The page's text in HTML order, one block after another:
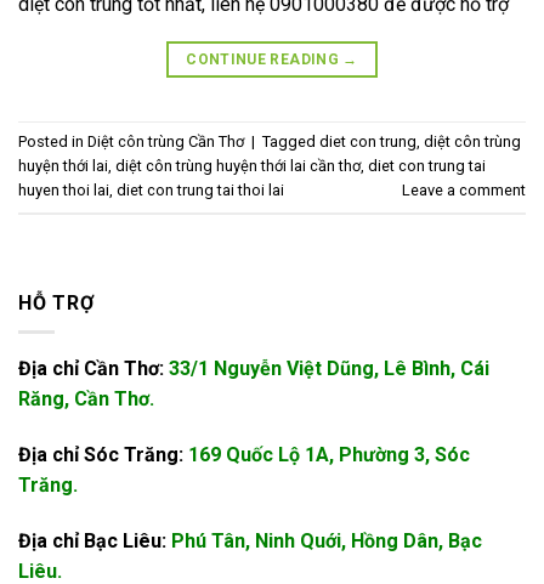
CONTINUE READING →
Posted in Diệt côn trùng Cần Thơ | Tagged diet con trung, diệt côn trùng
huyện thới lai, diệt côn trùng huyện thới lai cần thơ, diet con trung tai
huyen thoi lai, diet con trung tai thoi lai Leave a comment
HỖ TRỢ
Địa chỉ Cần Thơ: 33/1 Nguyễn Việt Dũng, Lê Bình, Cái
Răng, Cần Thơ.
Địa chỉ Sóc Trăng: 169 Quốc Lộ 1A, Phường 3, Sóc
Trăng.
Địa chỉ Bạc Liêu: Phú Tân, Ninh Quới, Hồng Dân, Bạc
Liêu.